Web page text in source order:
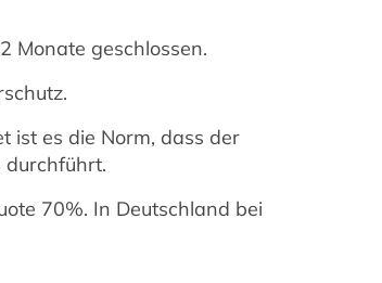
Monate geschlossen.
ist es die Norm, dass der
durchführt.
70%. In Deutschland bei